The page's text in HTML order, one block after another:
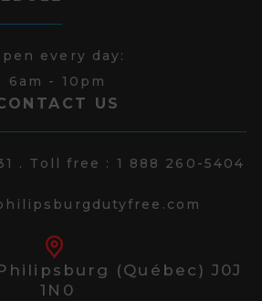
every day:
6am - 10pm
US
. Toll free : 1 888 260-5404
(Québec) J0J
1N0